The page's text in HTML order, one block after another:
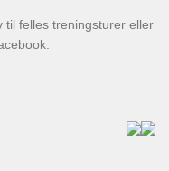
til felles treningsturer eller